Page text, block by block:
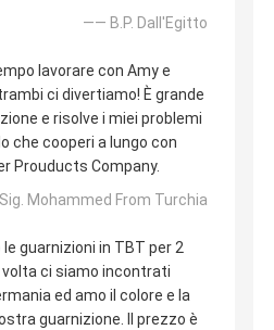
—— B.P. Dall'Egitto
lavorare con Amy e
ci divertiamo! È grande
e risolve i miei problemi
che cooperi a lungo con
Prouducts Company.
Mohammed From Turchia
guarnizioni in TBT per 2
volta ci siamo incontrati
ed amo il colore e la
guarnizione. Il prezzo è